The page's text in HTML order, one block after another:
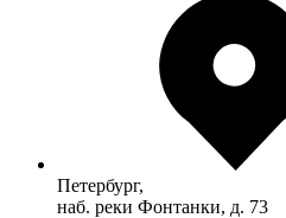
Петербург,
наб. реки Фонтанки, д. 73